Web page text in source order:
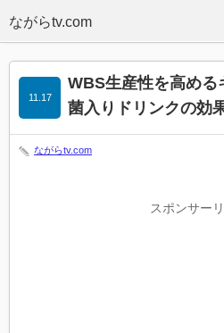
WBS生産性を高める
菌入りドリンクの効
11.17
ながらtv.com
スポンサー